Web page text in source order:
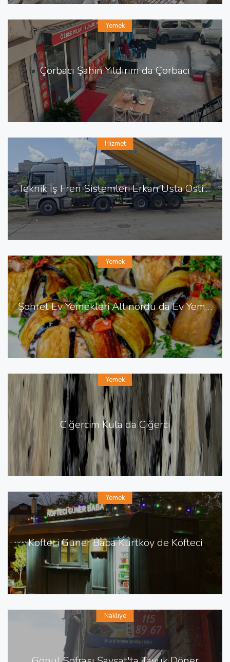
Çorbacı Şahin Yıldırım da Çorbacı
Yemek
Teknik İş Fren Sistemleri Erkan Usta Ostim de Fren Tamiri
Hizmet
Şöhret Ev Yemekleri Altınordu da Ev Yemekleri
Yemek
Ciğercim Kula da Ciğerci
Yemek
Köfteci Güner Baba Kurtköy de Köfteci
Yemek
Nakliye